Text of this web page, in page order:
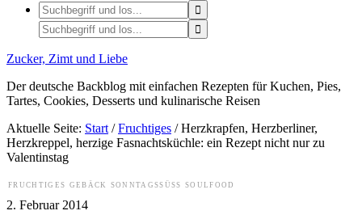
Zucker, Zimt und Liebe
Der deutsche Backblog mit einfachen Rezepten für Kuchen, Pies,
Tartes, Cookies, Desserts und kulinarische Reisen
Aktuelle Seite: Start / Fruchtiges /Herzkrapfen, Herzberliner,
Herzkreppel, herzige Fasnachtsküchle: ein Rezept nicht nur zu
Valentinstag
FRUCHTIGES GEBÄCK SONNTAGSSÜSS SOULFOOD
2. Februar 2014